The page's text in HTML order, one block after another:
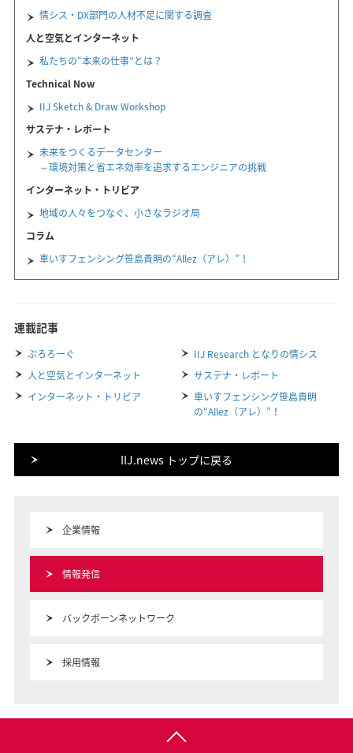
情シス・DX部門の人材不足に関する調査
人と空気とインターネット
私たちの“本来の仕事”とは？
Technical Now
IIJ Sketch & Draw Workshop
サステナ・レポート
未来をつくるデータセンター
～環境対策と省エネ効率を追求するエンジニアの挑戦
インターネット・トリビア
地域の人々をつなぐ、小さなラジオ局
コラム
車いすフェンシング笹島貴明の“Allez（アレ）”！
連載記事
ぷろろーぐ
IIJ Research となりの情シス
人と空気とインターネット
サステナ・レポート
インターネット・トリビア
車いすフェンシング笹島貴明
の“Allez（アレ）”！
IIJ.news トップに戻る
企業情報
情報発信
バックボーンネットワーク
採用情報